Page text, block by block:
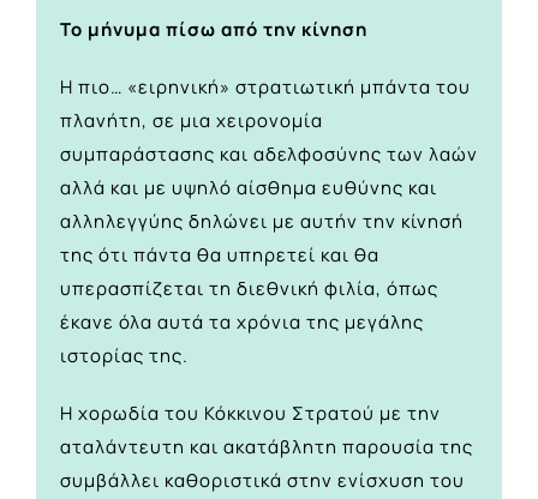
Το μήνυμα πίσω από την κίνηση
Η πιο… «ειρηνική» στρατιωτική μπάντα του
πλανήτη, σε μια χειρονομία
συμπαράστασης και αδελφοσύνης των λαών
αλλά και με υψηλό αίσθημα ευθύνης και
αλληλεγγύης δηλώνει με αυτήν την κίνησή
της ότι πάντα θα υπηρετεί και θα
υπερασπίζεται τη διεθνική φιλία, όπως
έκανε όλα αυτά τα χρόνια της μεγάλης
ιστορίας της.
Η χορωδία του Κόκκινου Στρατού με την
αταλάντευτη και ακατάβλητη παρουσία της
συμβάλλει καθοριστικά στην ενίσχυση του